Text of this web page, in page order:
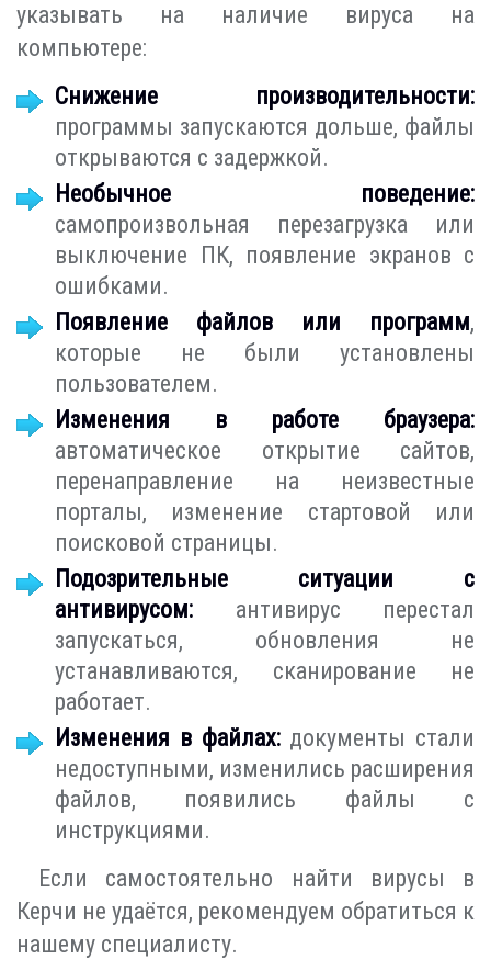
указывать на наличие вируса на
компьютере:
Снижение производительности:
программы запускаются дольше, файлы
открываются с задержкой.
Необычное поведение:
самопроизвольная перезагрузка или
выключение ПК, появление экранов с
ошибками.
Появление файлов или программ,
которые не были установлены
пользователем.
Изменения в работе браузера:
автоматическое открытие сайтов,
перенаправление на неизвестные
порталы, изменение стартовой или
поисковой страницы.
Подозрительные ситуации с
антивирусом: антивирус перестал
запускаться, обновления не
устанавливаются, сканирование не
работает.
Изменения в файлах:документы стали
недоступными, изменились расширения
файлов, появились файлы с
инструкциями.
Если самостоятельно найти вирусы в
Керчи не удаётся, рекомендуем обратиться к
нашему специалисту.